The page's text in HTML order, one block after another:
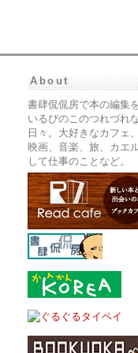
About
書肆侃侃房で本の編集
いるぴのこのつれづれ
日々。大好きなカフェ、
映画、音楽、旅、カエ
して仕事のことなど。